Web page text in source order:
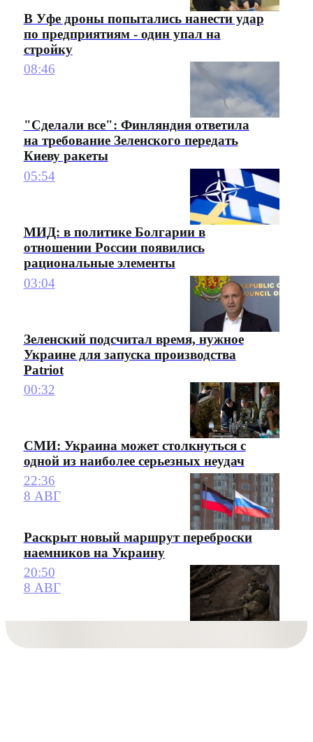
В Уфе дроны попытались нанести удар
по предприятиям - один упал на
стройку
08:46
"Сделали все": Финляндия ответила
на требование Зеленского передать
Киеву ракеты
05:54
МИД: в политике Болгарии в
отношении России появились
рациональные элементы
03:04
Зеленский подсчитал время, нужное
Украине для запуска производства
Patriot
00:32
СМИ: Украина может столкнуться с
одной из наиболее серьезных неудач
22:36
8 АВГ
Раскрыт новый маршрут переброски
наемников на Украину
20:50
8 АВГ